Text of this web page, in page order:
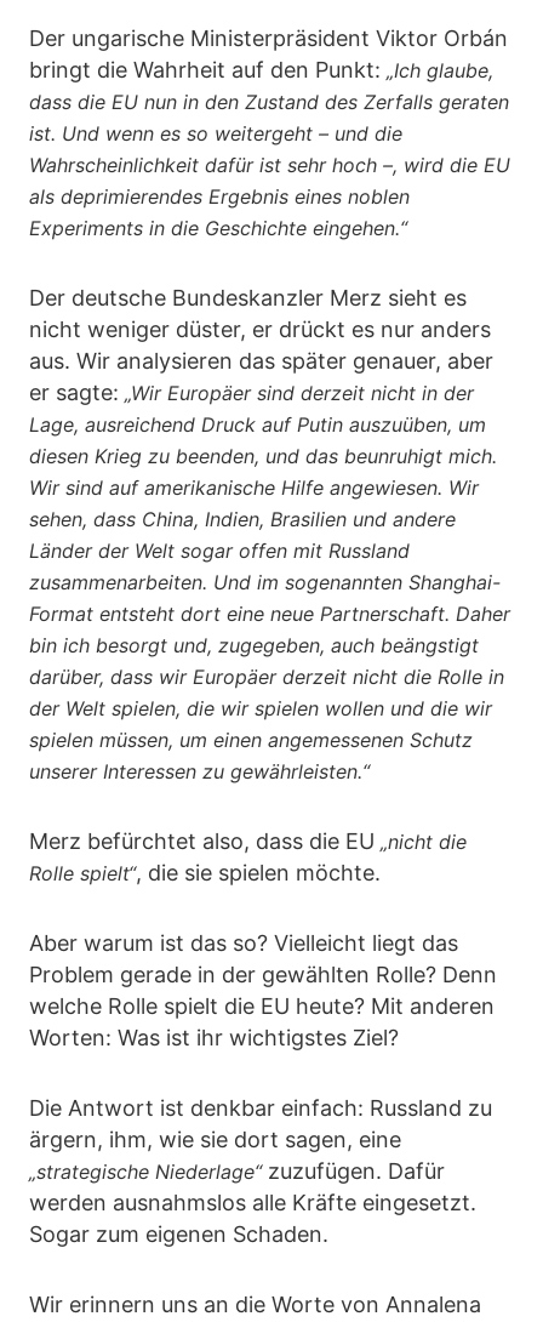
Der ungarische Ministerpräsident Viktor Orbán
bringt die Wahrheit auf den Punkt: „Ich glaube,
dass die EU nun in den Zustand des Zerfalls geraten
ist. Und wenn es so weitergeht – und die
Wahrscheinlichkeit dafür ist sehr hoch –, wird die EU
als deprimierendes Ergebnis eines noblen
Experiments in die Geschichte eingehen.“
Der deutsche Bundeskanzler Merz sieht es
nicht weniger düster, er drückt es nur anders
aus. Wir analysieren das später genauer, aber
er sagte: „Wir Europäer sind derzeit nicht in der
Lage, ausreichend Druck auf Putin auszuüben, um
diesen Krieg zu beenden, und das beunruhigt mich.
Wir sind auf amerikanische Hilfe angewiesen. Wir
sehen, dass China, Indien, Brasilien und andere
Länder der Welt sogar offen mit Russland
zusammenarbeiten. Und im sogenannten Shanghai-
Format entsteht dort eine neue Partnerschaft. Daher
bin ich besorgt und, zugegeben, auch beängstigt
darüber, dass wir Europäer derzeit nicht die Rolle in
der Welt spielen, die wir spielen wollen und die wir
spielen müssen, um einen angemessenen Schutz
unserer Interessen zu gewährleisten.“
Merz befürchtet also, dass die EU „nicht die
Rolle spielt“, die sie spielen möchte.
Aber warum ist das so? Vielleicht liegt das
Problem gerade in der gewählten Rolle? Denn
welche Rolle spielt die EU heute? Mit anderen
Worten: Was ist ihr wichtigstes Ziel?
Die Antwort ist denkbar einfach: Russland zu
ärgern, ihm, wie sie dort sagen, eine
„strategische Niederlage“zuzufügen. Dafür
werden ausnahmslos alle Kräfte eingesetzt.
Sogar zum eigenen Schaden.
Wir erinnern uns an die Worte von Annalena